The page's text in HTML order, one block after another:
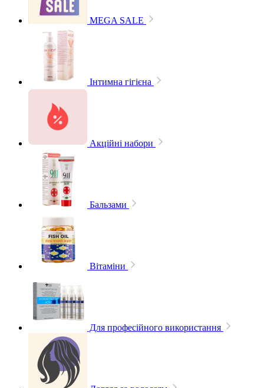
MEGA SALE
Інтимна гігієна
Акційні набори
Бальзами
Вітаміни
Для професійного використання